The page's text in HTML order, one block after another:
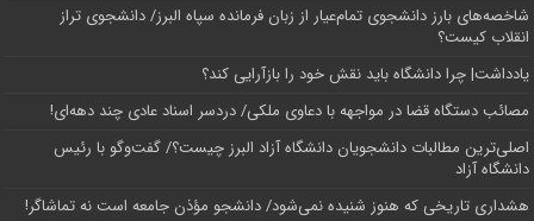
شاخصه‌های بارز دانشجوی تمام‌عیار از زبان فرمانده سپاه البرز/ دانشجوی تراز
انقلاب کیست؟
یادداشت| چرا دانشگاه باید نقش خود را بازآرایی کند؟
مصائب دستگاه قضا در مواجهه با دعاوی ملکی/ دردسر اسناد عادی چند‌ دهه‌ای!
اصلی‌ترین مطالبات دانشجویان دانشگاه آزاد البرز چیست؟/ گفت‌وگو با رئیس
دانشگاه آز‌اد
هشداری تاریخی که هنوز شنیده نمی‌شود/ دانشجو مؤذن جامعه است نه تماشاگر!